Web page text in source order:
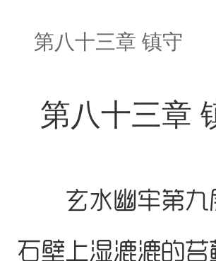
第八十三章 镇守
第八十三章